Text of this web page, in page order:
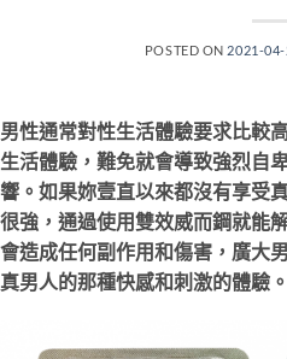
POSTED ON 2021-
男性通常對性生活體驗要求比較
生活體驗，難免就會導致強烈自
響。如果妳壹直以來都沒有享受
很強，通過使用雙效威而鋼就能
會造成任何副作用和傷害，廣大
真男人的那種快感和刺激的體驗。